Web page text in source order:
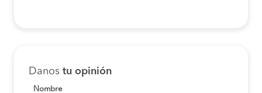
Danos tu opinión
Nombre